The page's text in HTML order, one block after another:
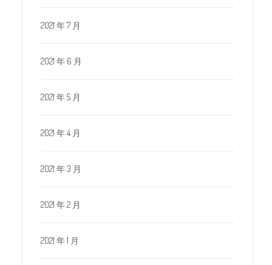
2021 年 7 月
2021 年 6 月
2021 年 5 月
2021 年 4 月
2021 年 3 月
2021 年 2 月
2021 年 1 月